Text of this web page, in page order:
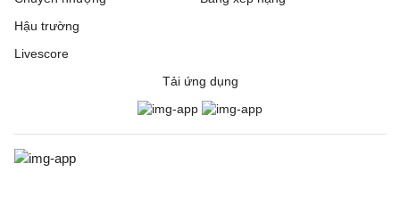
Hậu trường
Livescore
Tải ứng dụng